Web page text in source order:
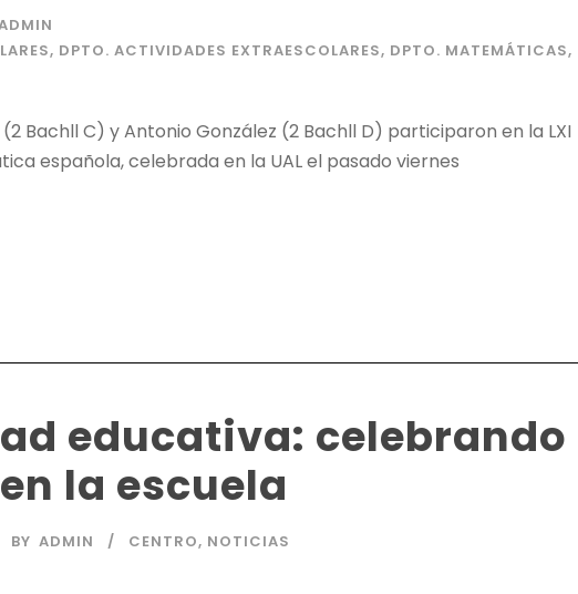
, DPTO. ACTIVIDADES EXTRAESCOLARES, DPTO. MATEMÁTICAS,
Bachll C) y Antonio González (2 Bachll D) participaron en la LXI
española, celebrada en la UAL el pasado viernes
educativa: celebrando
la escuela
BY ADMIN CENTRO, NOTICIAS